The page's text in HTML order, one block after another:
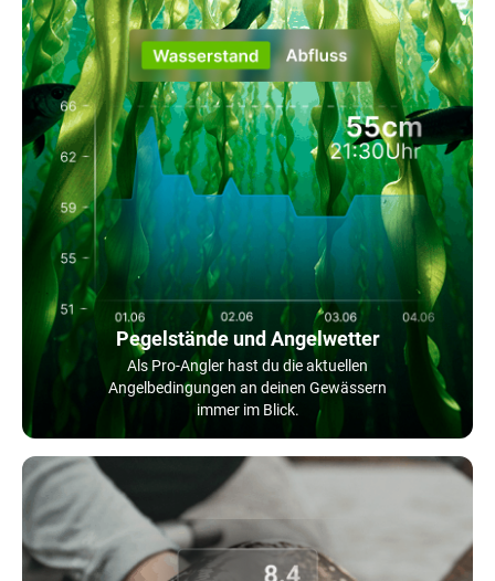
Pegelstände und Angelwetter
Als Pro-Angler hast du die aktuellen
Angelbedingungen an deinen Gewässern
immer im Blick.